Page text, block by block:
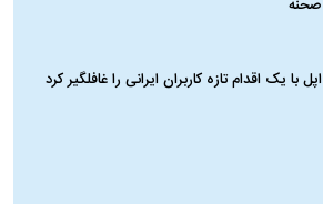
صحنه
اپل با یک اقدام تازه کاربران ایرانی را غافلگیر کرد